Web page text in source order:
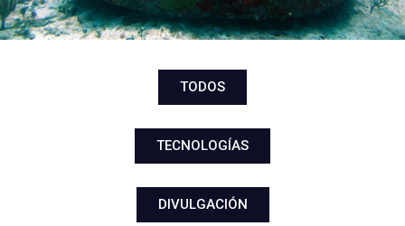
TODOS
TECNOLOGÍAS
DIVULGACIÓN